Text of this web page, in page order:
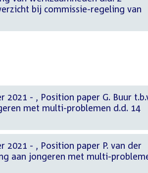
bij commissie-regeling van
G. Buur t.b.v.
met multi-problemen d.d. 14
P. van der
aan jongeren met multi-